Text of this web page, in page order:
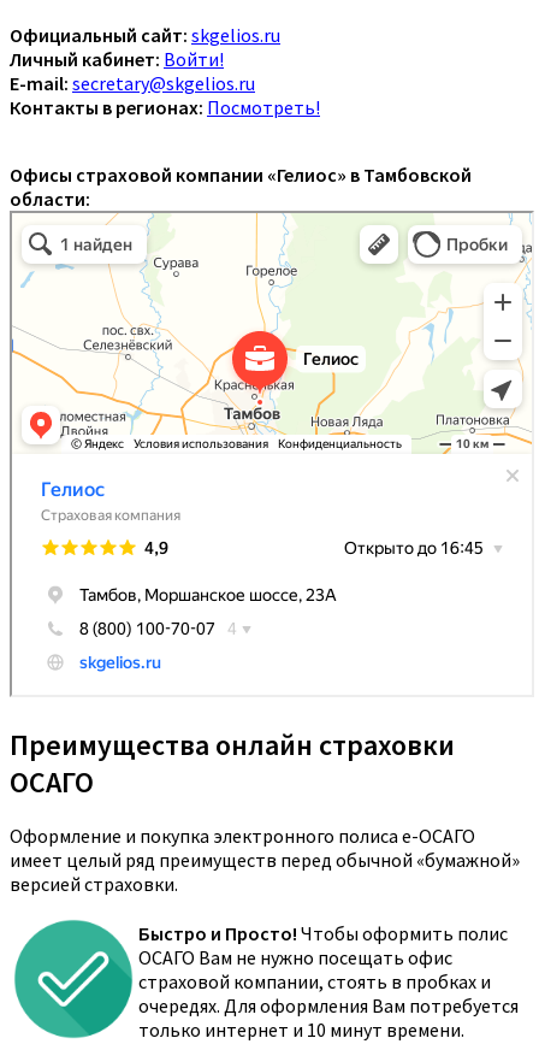
Официальный сайт: skgelios.ru
Личный кабинет: Войти!
E-mail: secretary@skgelios.ru
Контакты в регионах: Посмотреть!
Офисы страховой компании «Гелиос» в Тамбовской
области:
Преимущества онлайн страховки
ОСАГО
Оформление и покупка электронного полиса е-ОСАГО
имеет целый ряд преимуществ перед обычной «бумажной»
версией страховки.
Быстро и Просто! Чтобы оформить полис
ОСАГО Вам не нужно посещать офис
страховой компании, стоять в пробках и
очередях. Для оформления Вам потребуется
только интернет и 10 минут времени.